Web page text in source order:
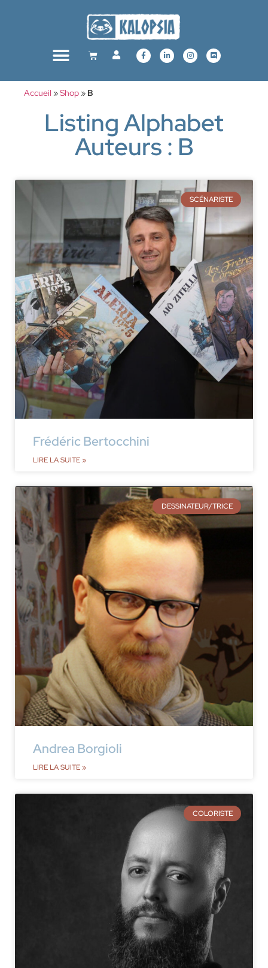
Accueil »Shop » B
Listing Alphabet
Auteurs : B
SCÉNARISTE
Frédéric Bertocchini
LIRE LA SUITE »
DESSINATEUR/TRICE
Andrea Borgioli
LIRE LA SUITE »
COLORISTE